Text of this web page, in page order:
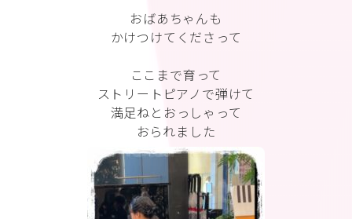
おばあちゃんも
かけつけてくださって
ここまで育って
ストリートピアノで弾けて
満足ねとおっしゃって
おられました